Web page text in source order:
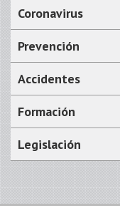
Coronavirus
Prevención
Accidentes
Formación
Legislación